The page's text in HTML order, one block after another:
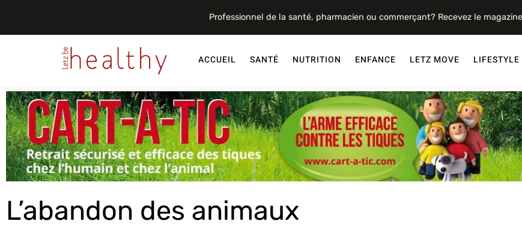
Professionnel de la santé, pharmacien ou commerçant? Recevez le
ACCUEIL SANTÉ NUTRITION ENFANCE LETZ MOVE LIFESTYLE
L’abandon des animaux